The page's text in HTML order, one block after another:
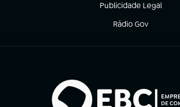
Publicidade Legal
(abre em nova aba)
Rádio Gov
(abre em nova aba)